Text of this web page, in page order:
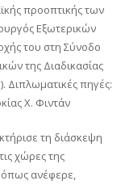
προοπτικής των
Εξωτερικών
του στη Σύνοδο
της Διαδικασίας
Διπλωματικές πηγές:
Χ. Φιντάν
τη διάσκεψη
χώρες της
όπως ανέφερε,